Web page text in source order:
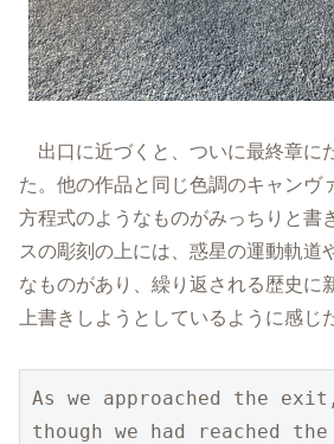
出口に近づくと、ついに最終章に
た。他の作品と同じ色調のキャンヴ
方程式のようなものがみっちりと書
スの彫刻の上には、惑星の運動軌道
なものがあり、繰り返される歴史に
上書きしようとしているように感じ
As we approached the
though we had reached